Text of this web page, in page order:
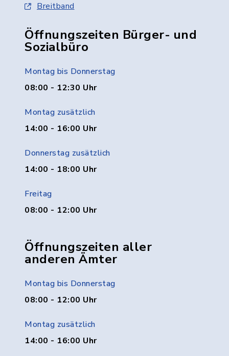
Breitband
Öffnungszeiten Bürger- und
Sozialbüro
Montag bis Donnerstag
08:00 - 12:30 Uhr
Montag zusätzlich
14:00 - 16:00 Uhr
Donnerstag zusätzlich
14:00 - 18:00 Uhr
Freitag
08:00 - 12:00 Uhr
Öffnungszeiten aller
anderen Ämter
Montag bis Donnerstag
08:00 - 12:00 Uhr
Montag zusätzlich
14:00 - 16:00 Uhr